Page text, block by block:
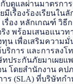
แลผ่านมาตรการต
รื่องร้องเรียนใน
อง หลักเกณฑ์ วิธีก
พร้อมเสนอแนวท
น เพื่อเสริมความ
ริการ และการลง
ะกันภัยมาเผยแพ
โดยสำนักงาน คป
ร (SLA) ที่บริษัท